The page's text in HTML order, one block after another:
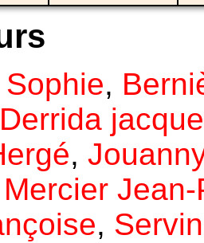
,
Derrida
,
Mercier
,